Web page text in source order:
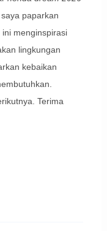
paparkan
menginspirasi
lingkungan
kebaikan
Terima